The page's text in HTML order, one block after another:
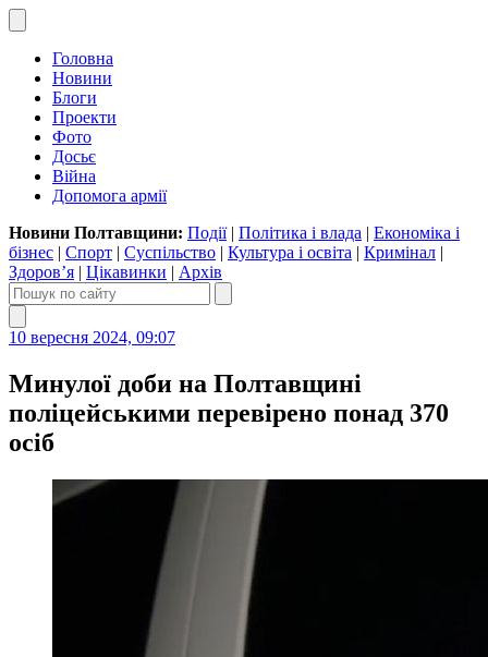
Головна
Новини
Блоги
Проекти
Фото
Досьє
Війна
Допомога армії
Новини Полтавщини: Події| Політика і влада | Економіка і
бізнес | Спорт | Суспільство | Культура і освіта | Кримінал |
Здоров’я | Цікавинки | Архів
10 вересня 2024, 09:07
Минулої доби на Полтавщині
поліцейськими перевірено понад 370
осіб